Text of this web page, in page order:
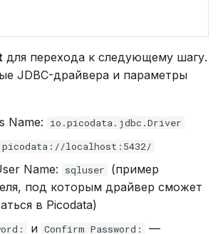
для перехода к следующему шагу.
JDBC-драйвера и параметры
Name: io.picodata.jdbc.Driver
localhost:5432/
Name: sqluser
(пример
под которым драйвер сможет
в Picodata)
и Confirm Password:
—